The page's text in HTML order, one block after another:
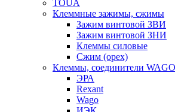
TOUA
Клеммные зажимы, сжимы
Зажим винтовой ЗВИ
Зажим винтовой ЗНИ
Клеммы силовые
Сжим (орех)
Клеммы, соединители
ЭРА
Rexant
Wago